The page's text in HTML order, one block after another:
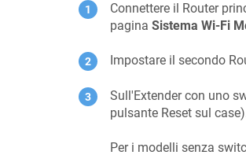
Connettere il Router
pagina Sistema Wi-Fi
Impostare il secondo
Sull'Extender con uno
pulsante Reset sul
Per i modelli senza